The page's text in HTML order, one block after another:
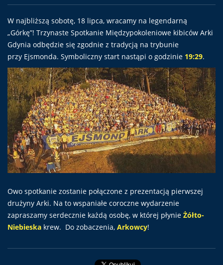
W najbliższą sobotę, 18 lipca, wracamy na legendarną
„Górkę”! Trzynaste Spotkanie Międzypokoleniowe kibiców Arki
Gdynia odbędzie się zgodnie z tradycją na trybunie
przy Ejsmonda. Symboliczny start nastąpi o godzinie 19:29.
Owo spotkanie zostanie połączone z prezentacją pierwszej
drużyny Arki. Na to wspaniałe coroczne wydarzenie
zapraszamy serdecznie każdą osobę, w której płynie Żółto-
Niebieska krew. Do zobaczenia, Arkowcy!